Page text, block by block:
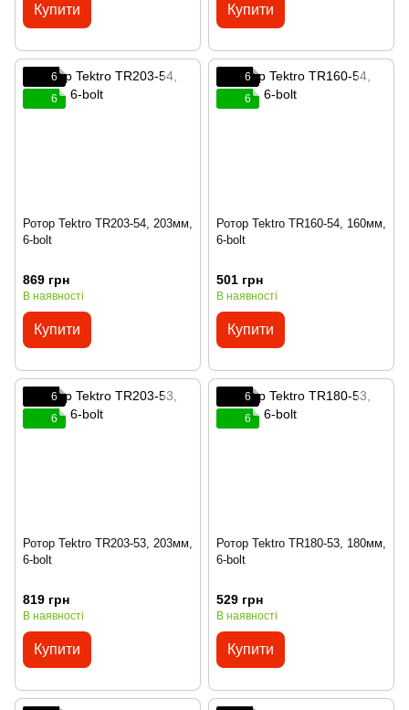
Купити Купити
6
6
Ротор Tektro TR203-54, 203мм,
6-bolt
869 грн
В наявності
Купити
6
6
Ротор Tektro TR160-54, 160мм,
6-bolt
501 грн
В наявності
Купити
6
6
Ротор Tektro TR203-53, 203мм,
6-bolt
819 грн
В наявності
Купити
6
6
Ротор Tektro TR180-53, 180мм,
6-bolt
529 грн
В наявності
Купити